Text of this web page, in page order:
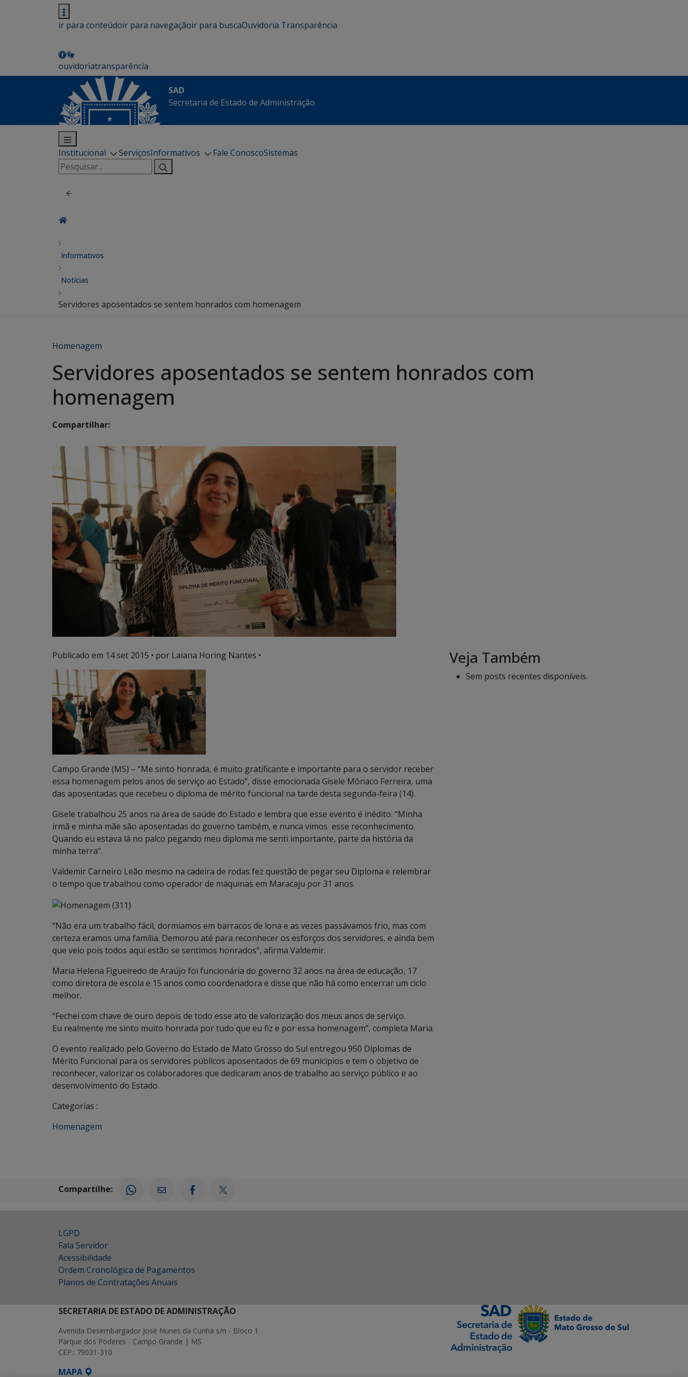
ir para conteúdoir para navegaçãoir para buscaOuvidoria Transparência
ouvidoriatransparência
SAD
Secretaria de Estado de Administração
Institucional ServiçosInformativos Fale ConoscoSistemas
Pesquisar
por:
Informativos
Notícias
Servidores aposentados se sentem honrados com homenagem
Homenagem
Servidores aposentados se sentem honrados com
homenagem
Compartilhar:
Publicado em 14 set 2015 • por Laiana Horing Nantes •
Campo Grande (MS) – “Me sinto honrada, é muito gratificante e importante para o servidor receber
essa homenagem pelos anos de serviço ao Estado”, disse emocionada Gisele Mônaco Ferreira, uma
das aposentadas que recebeu o diploma de mérito funcional na tarde desta segunda-feira (14).
Gisele trabalhou 25 anos na área de saúde do Estado e lembra que esse evento é inédito. “Minha
irmã e minha mãe são aposentadas do governo também, e nunca vimos esse reconhecimento.
Quando eu estava lá no palco pegando meu diploma me senti importante, parte da história da
minha terra”.
Valdemir Carneiro Leão mesmo na cadeira de rodas fez questão de pegar seu Diploma e relembrar
o tempo que trabalhou como operador de máquinas em Maracaju por 31 anos.
“Não era um trabalho fácil, dormíamos em barracos de lona e as vezes passávamos frio, mas com
certeza eramos uma família. Demorou até para reconhecer os esforços dos servidores, e ainda bem
que veio pois todos aqui estão se sentimos honrados”, afirma Valdemir.
Maria Helena Figueiredo de Araújo foi funcionária do governo 32 anos na área de educação, 17
como diretora de escola e 15 anos como coordenadora e disse que não há como encerrar um ciclo
melhor.
“Fechei com chave de ouro depois de todo esse ato de valorização dos meus anos de serviço.
Eu realmente me sinto muito honrada por tudo que eu fiz e por essa homenagem”, completa Maria.
O evento realizado pelo Governo do Estado de Mato Grosso do Sul entregou 950 Diplomas de
Mérito Funcional para os servidores públicos aposentados de 69 municípios e tem o objetivo de
reconhecer, valorizar os colaboradores que dedicaram anos de trabalho ao serviço público e ao
desenvolvimento do Estado.
Categorias :
Homenagem
Veja Também
Sem posts recentes disponíveis.
Compartilhe:
LGPD
Fala Servidor
Acessibilidade
Ordem Cronológica de Pagamentos
Planos de Contratações Anuais
SECRETARIA DE ESTADO DE ADMINISTRAÇÃO
Avenida Desembargador José Nunes da Cunha s/n - Bloco 1
Parque dos Poderes - Campo Grande | MS
CEP.: 79031-310
MAPA